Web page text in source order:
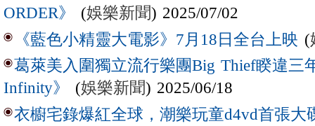
ORDER》
(娛樂新聞) 2025/07/02
《藍色小精靈大電影》7月18日全台上映 (
葛萊美入圍獨立流行樂團Big Thief睽違三
Infinity》
(娛樂新聞) 2025/06/18
衣櫥宅錄爆紅全球，潮樂玩童d4vd首張大